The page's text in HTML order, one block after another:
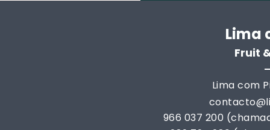
Lima
Fruit
Lima com
966 037 200